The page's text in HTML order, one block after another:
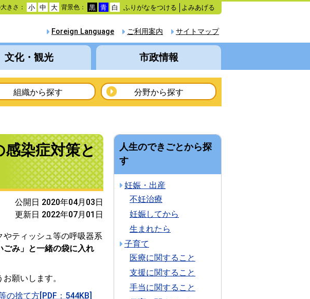
きさ： 小 中 大 背景色： 黒 青 白 ふりがなをつける よみあげる
サイトマップ
ご利用案内
Foreign Language
文化・観光 市政情報
組織から探す 分野から探す
染症対策と
公開日 2020年04月03日
更新日 2022年07月01日
ティッシュ等の呼吸器系
ごみ」と一緒の袋に入れ
願いします。
の捨て方[PDF：544KB]
人生のできごとから探
す
妊娠・出産
不妊治療
妊娠してから
生まれたら
子育て
医療に関すること
支援に関すること
手当に関すること